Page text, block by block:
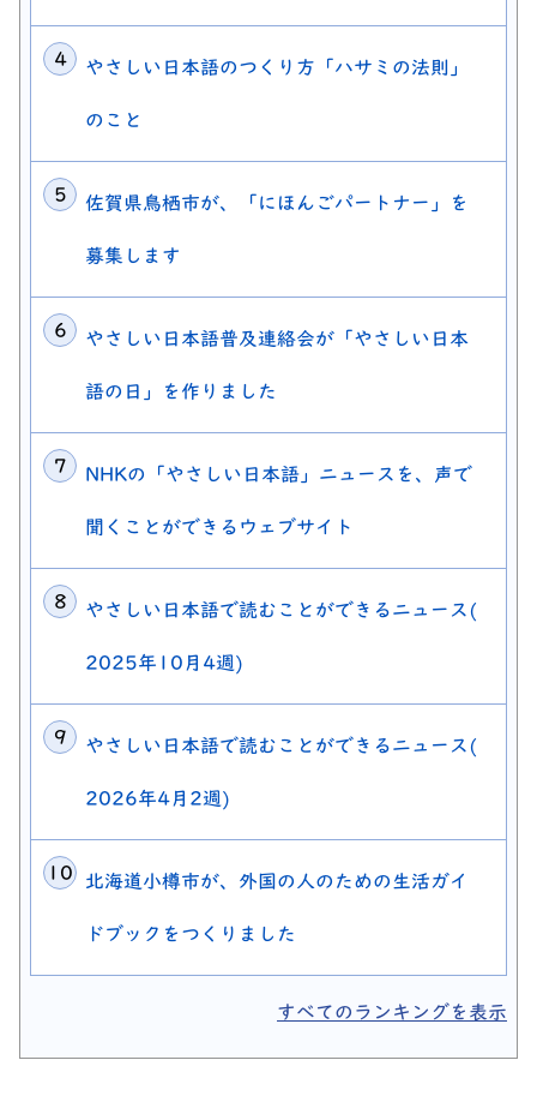
やさしい日本語のつくり方「ハサミの法則」
のこと
佐賀県鳥栖市が、「にほんごパートナー」を
募集します
やさしい日本語普及連絡会が「やさしい日本
語の日」を作りました
NHKの「やさしい日本語」ニュースを、声で
聞くことができるウェブサイト
やさしい日本語で読むことができるニュース(
2025年10月4週)
やさしい日本語で読むことができるニュース(
2026年4月2週)
北海道小樽市が、外国の人のための生活ガイ
ドブックをつくりました
すべてのランキングを表示